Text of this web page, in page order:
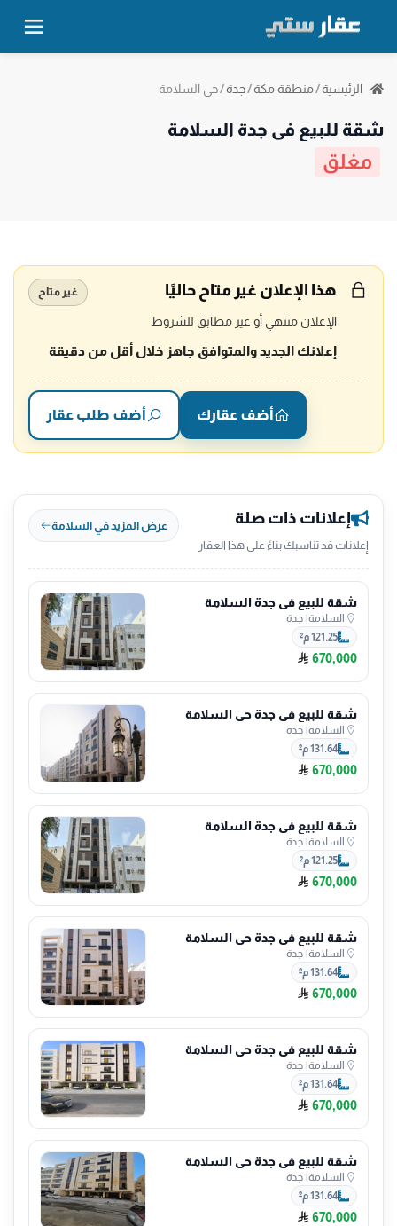
الرئيسية/منطقة مكة/جدة/حي السلامة
شقة للبيع في جدة السلامة
مغلق
هذا الإعلان غير متاح حاليًا غير متاح
الإعلان منتهي أو غير مطابق للشروط
إعلانك الجديد والمتوافق جاهز خلال أقل من دقيقة
أضف عقارك أضف طلب عقار
إعلانات ذات صلة
إعلانات قد تناسبك بناءً على هذا العقار
عرض المزيد في السلامة
شقة للبيع في جدة السلامة
السلامة| جدة
121.25 م²
670,000
شقة للبيع في جدة حي السلامة
السلامة| جدة
131.64 م²
670,000
شقة للبيع في جدة السلامة
السلامة| جدة
121.25 م²
670,000
شقة للبيع في جدة حي السلامة
السلامة| جدة
131.64 م²
670,000
شقة للبيع في جدة حي السلامة
السلامة| جدة
131.64 م²
670,000
شقة للبيع في جدة حي السلامة
السلامة| جدة
131.64 م²
670,000